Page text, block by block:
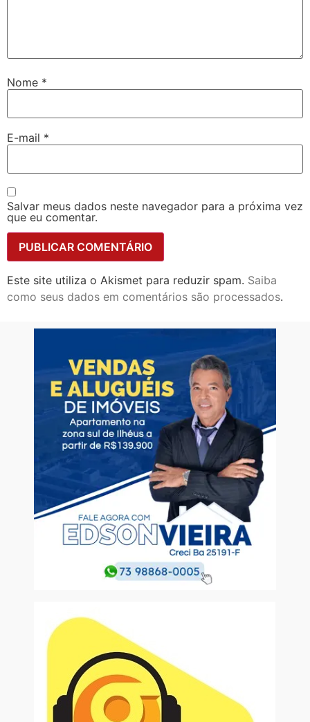
Nome *
E-mail *
Salvar meus dados neste navegador para a próxima vez
que eu comentar.
Este site utiliza o Akismet para reduzir spam. Saiba
como seus dados em comentários são processados.